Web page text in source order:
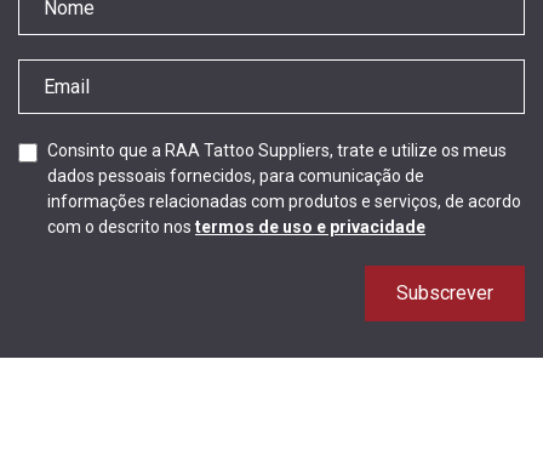
Consinto que a RAA Tattoo Suppliers, trate e utilize os meus
dados pessoais fornecidos, para comunicação de
informações relacionadas com produtos e serviços, de acordo
com o descrito nos termos de uso e privacidade
Subscrever